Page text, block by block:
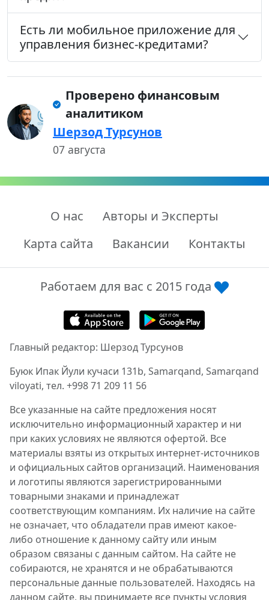
Есть ли мобильное приложение для
управления бизнес-кредитами?
Проверено финансовым
аналитиком
Шерзод Турсунов
07 августа
О нас
Авторы и Эксперты
Карта сайта
Вакансии Контакты
Работаем для вас с 2015 года
Главный редактор: Шерзод Турсунов
Буюк Ипак Йули кучаси 131b, Samarqand, Samarqand
viloyati, тел. +998 71 209 11 56
Все указанные на сайте предложения носят
исключительно информационный характер и ни
при каких условиях не являются офертой. Все
материалы взяты из открытых интернет-источников
и официальных сайтов организаций. Наименования
и логотипы являются зарегистрированными
товарными знаками и принадлежат
соответствующим компаниям. Их наличие на сайте
не означает, что обладатели прав имеют какое-
либо отношение к данному сайту или иным
образом связаны с данным сайтом. На сайте не
собираются, не хранятся и не обрабатываются
персональные данные пользователей. Находясь на
данном сайте, вы принимаете все пункты условия